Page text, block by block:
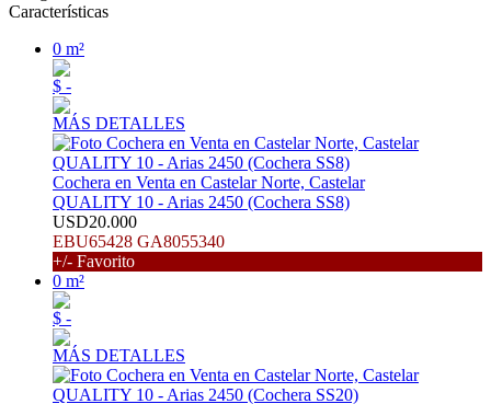
Características
0 m²
$ -
MÁS DETALLES
Cochera en Venta en Castelar Norte, Castelar
QUALITY 10 - Arias 2450 (Cochera SS8)
USD20.000
EBU65428 GA8055340
+/- Favorito
0 m²
$ -
MÁS DETALLES